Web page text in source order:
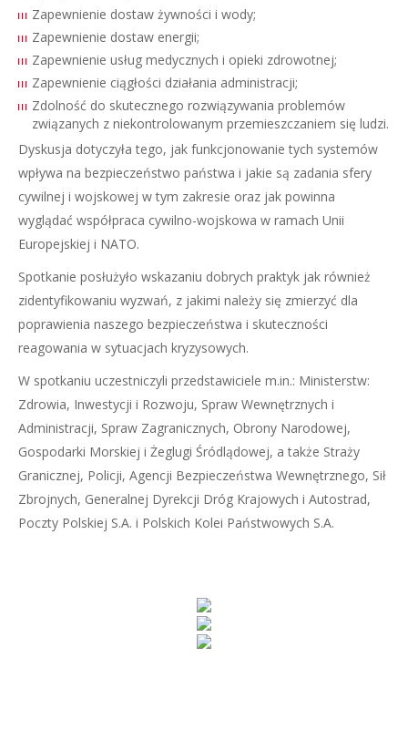
Zapewnienie dostaw żywności i wody;
Zapewnienie dostaw energii;
Zapewnienie usług medycznych i opieki zdrowotnej;
Zapewnienie ciągłości działania administracji;
Zdolność do skutecznego rozwiązywania problemów
związanych z niekontrolowanym przemieszczaniem się ludzi.
Dyskusja dotyczyła tego, jak funkcjonowanie tych systemów
wpływa na bezpieczeństwo państwa i jakie są zadania sfery
cywilnej i wojskowej w tym zakresie oraz jak powinna
wyglądać współpraca cywilno-wojskowa w ramach Unii
Europejskiej i NATO.
Spotkanie posłużyło wskazaniu dobrych praktyk jak również
zidentyfikowaniu wyzwań, z jakimi należy się zmierzyć dla
poprawienia naszego bezpieczeństwa i skuteczności
reagowania w sytuacjach kryzysowych.
W spotkaniu uczestniczyli przedstawiciele m.in.: Ministerstw:
Zdrowia, Inwestycji i Rozwoju, Spraw Wewnętrznych i
Administracji, Spraw Zagranicznych, Obrony Narodowej,
Gospodarki Morskiej i Żeglugi Śródlądowej, a także Straży
Granicznej, Policji, Agencji Bezpieczeństwa Wewnętrznego, Sił
Zbrojnych, Generalnej Dyrekcji Dróg Krajowych i Autostrad,
Poczty Polskiej S.A. i Polskich Kolei Państwowych S.A.